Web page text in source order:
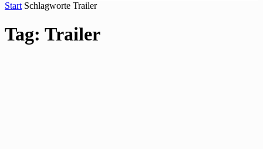
Start Schlagworte Trailer
Tag: Trailer